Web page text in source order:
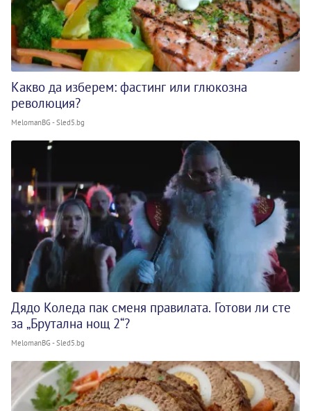
Какво да изберем: фастинг или глюкозна
революция?
MelomanBG - Sled5.bg
Дядо Коледа пак сменя правилата. Готови ли сте
за „Брутална нощ 2“?
MelomanBG - Sled5.bg